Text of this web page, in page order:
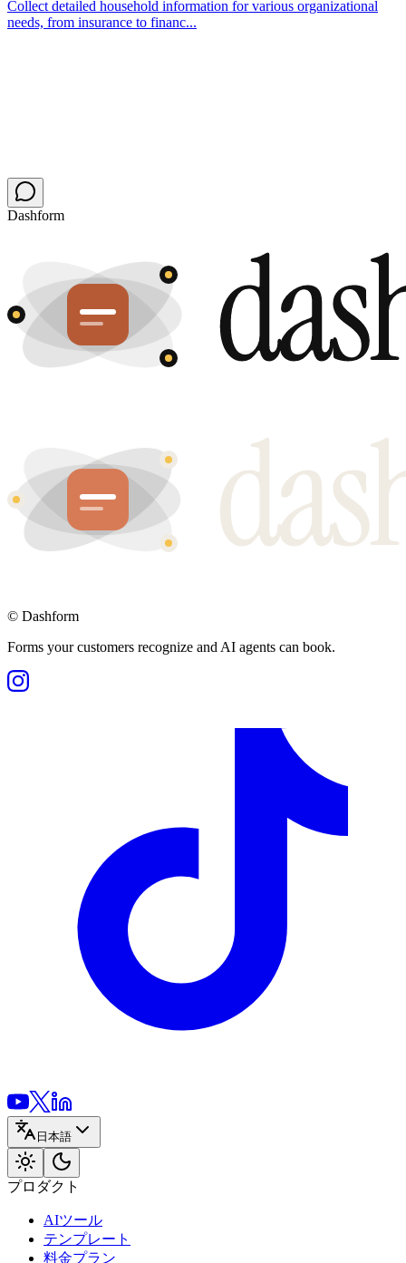
Collect detailed household information for various organizational
needs, from insurance to financ...
Dashform
© Dashform
Forms your customers recognize and AI agents can book.
日本語
プロダクト
AIツール
テンプレート
料金プラン